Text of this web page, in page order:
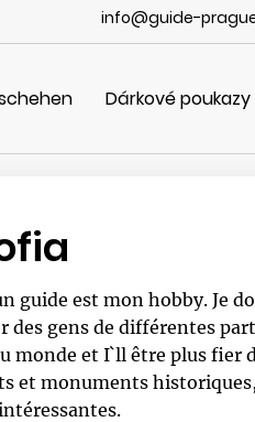
info@guide-
Dárkové poukazy
guide est mon hobby. Je
gens de différentes
monde et I`ll être plus fier
et monuments